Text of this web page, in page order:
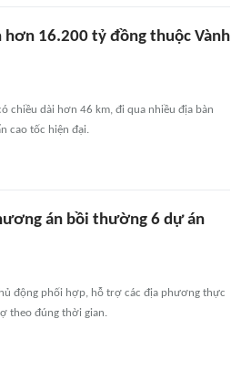
16.200 tỷ đồng thuộc Vành
chiều dài hơn 46 km, đi qua nhiều địa bàn
cao tốc hiện đại.
án bồi thường 6 dự án
động phối hợp, hỗ trợ các địa phương thực
theo đúng thời gian.